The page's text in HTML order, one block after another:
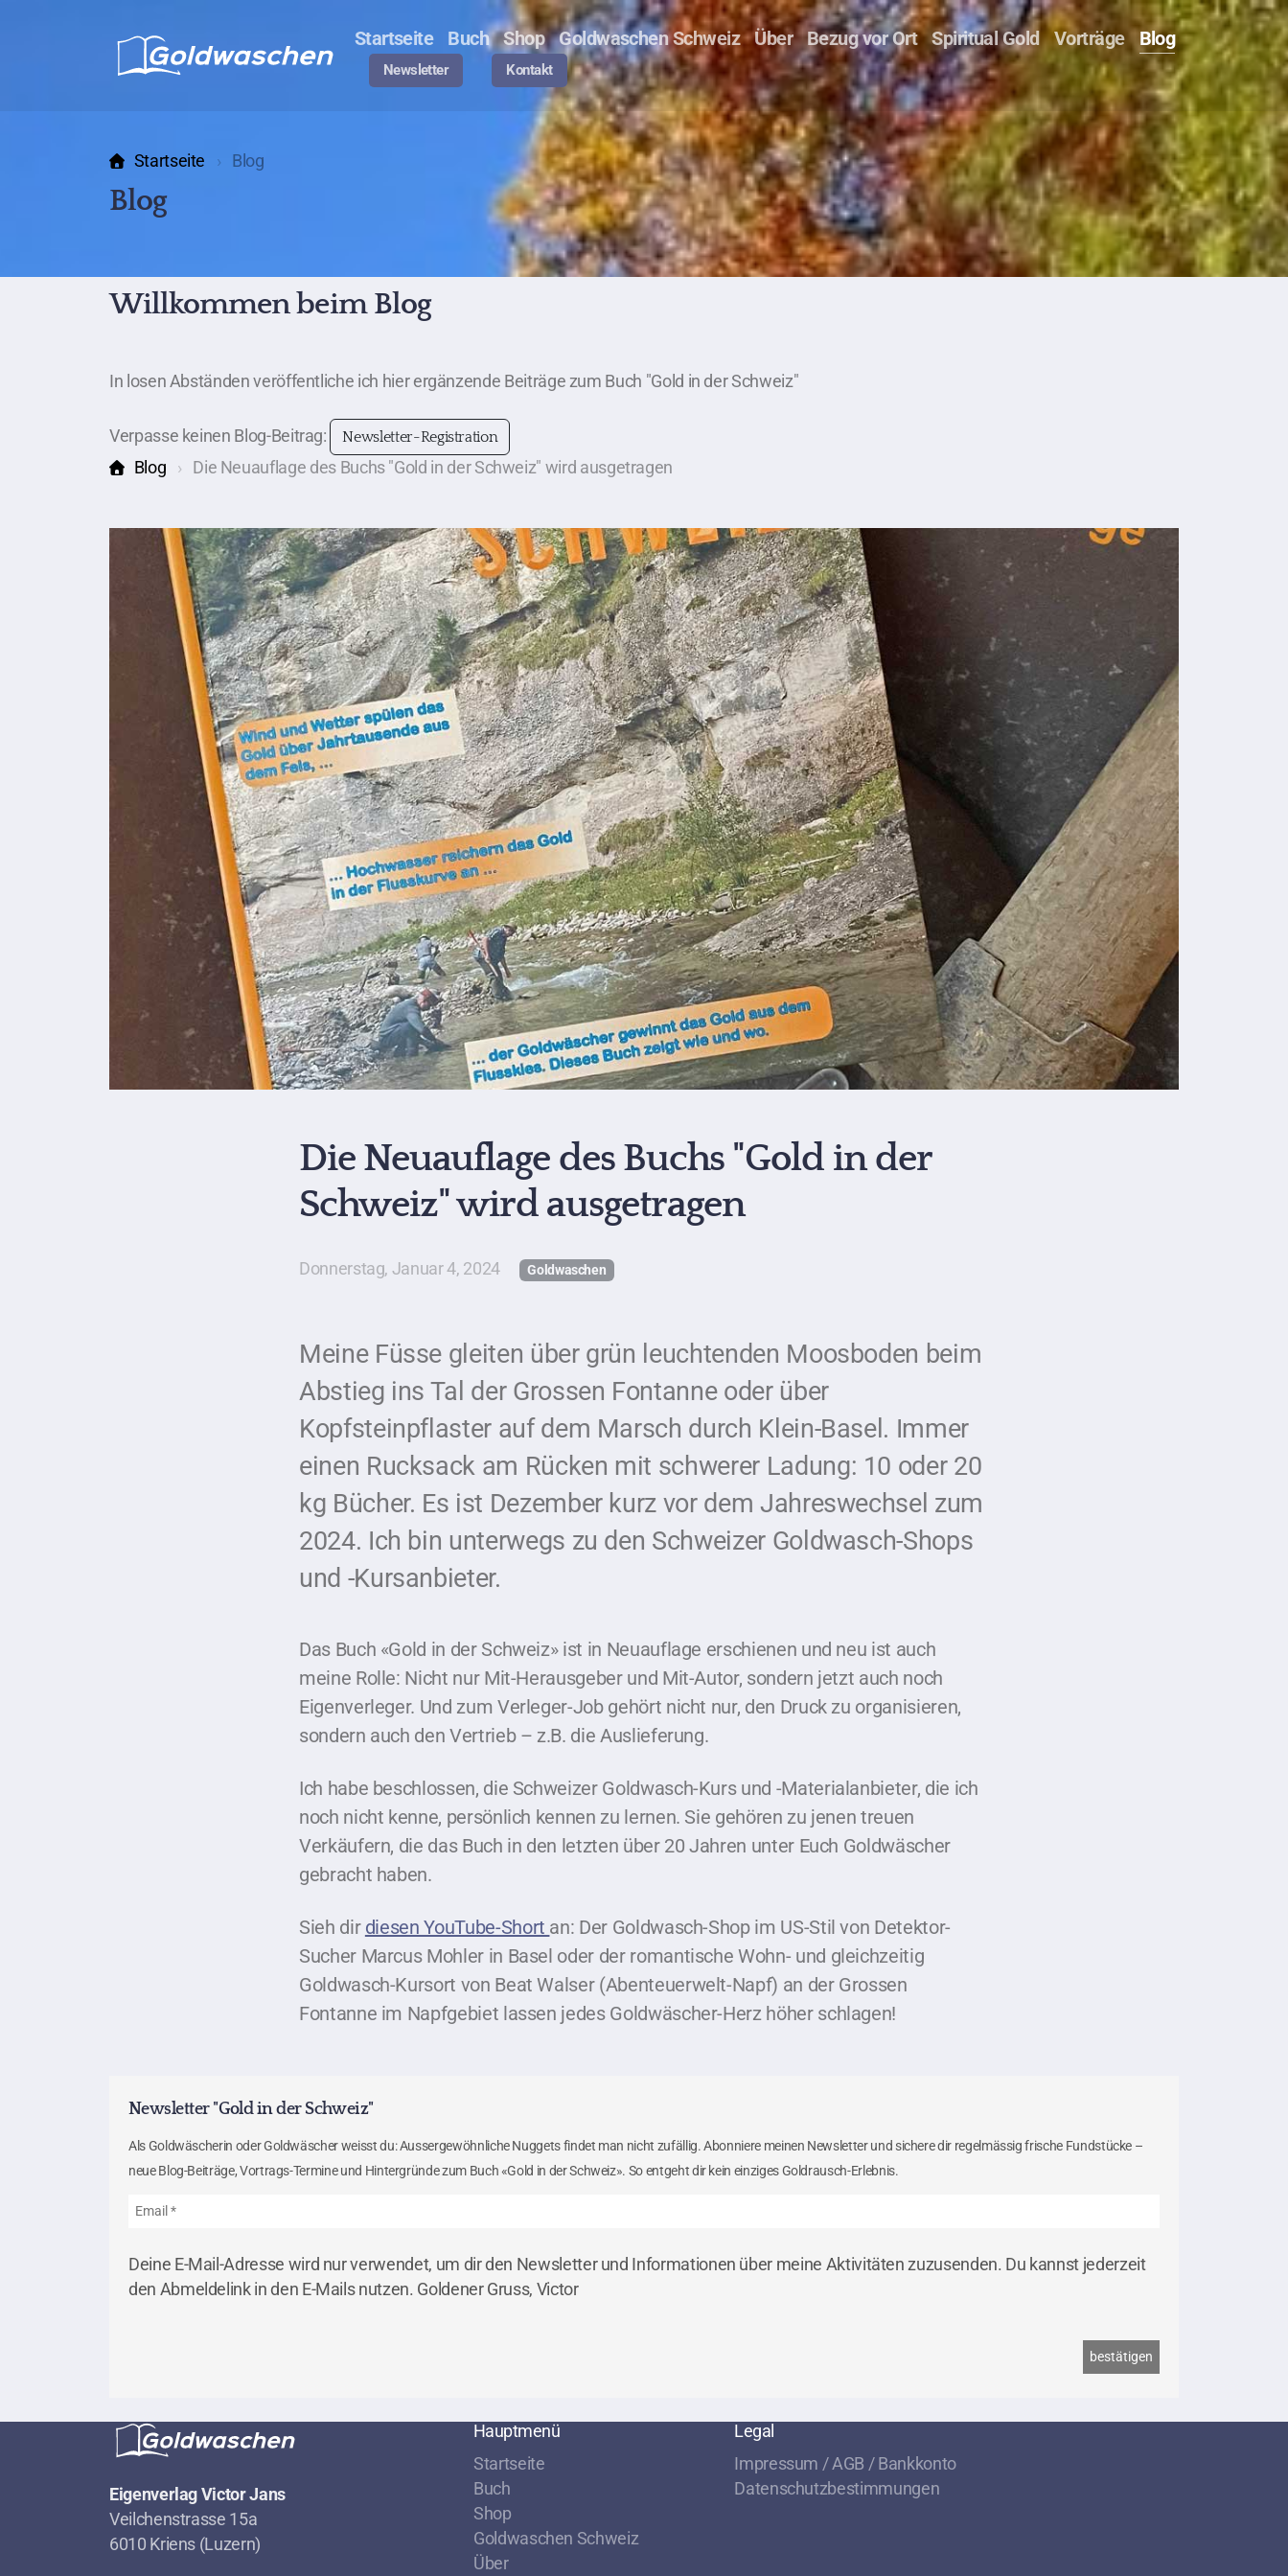
Startseite Buch Shop Goldwaschen Schweiz Über Bezug vor Ort Spiritual Gold Vorträge Blog
Newsletter Kontakt
Startseite Blog
Blog
Willkommen beim Blog
In losen Abständen veröffentliche ich hier ergänzende Beiträge zum Buch "Gold in der Schweiz"
Verpasse keinen Blog-Beitrag: Newsletter-Registration
Blog Die Neuauflage des Buchs "Gold in der Schweiz" wird ausgetragen
Die Neuauflage des Buchs "Gold in der
Schweiz" wird ausgetragen
Donnerstag, Januar 4, 2024 Goldwaschen
Meine Füsse gleiten über grün leuchtenden Moosboden beim
Abstieg ins Tal der Grossen Fontanne oder über
Kopfsteinpflaster auf dem Marsch durch Klein-Basel. Immer
einen Rucksack am Rücken mit schwerer Ladung: 10 oder 20
kg Bücher. Es ist Dezember kurz vor dem Jahreswechsel zum
2024. Ich bin unterwegs zu den Schweizer Goldwasch-Shops
und -Kursanbieter.
Das Buch «Gold in der Schweiz» ist in Neuauflage erschienen und neu ist auch
meine Rolle: Nicht nur Mit-Herausgeber und Mit-Autor, sondern jetzt auch noch
Eigenverleger. Und zum Verleger-Job gehört nicht nur, den Druck zu organisieren,
sondern auch den Vertrieb – z.B. die Auslieferung.
Ich habe beschlossen, die Schweizer Goldwasch-Kurs und -Materialanbieter, die ich
noch nicht kenne, persönlich kennen zu lernen. Sie gehören zu jenen treuen
Verkäufern, die das Buch in den letzten über 20 Jahren unter Euch Goldwäscher
gebracht haben.
Sieh dir diesen YouTube-Short an: Der Goldwasch-Shop im US-Stil von Detektor-
Sucher Marcus Mohler in Basel oder der romantische Wohn- und gleichzeitig
Goldwasch-Kursort von Beat Walser (Abenteuerwelt-Napf) an der Grossen
Fontanne im Napfgebiet lassen jedes Goldwäscher-Herz höher schlagen!
Newsletter "Gold in der Schweiz"
Als Goldwäscherin oder Goldwäscher weisst du: Aussergewöhnliche Nuggets findet man nicht zufällig. Abonniere meinen Newsletter und sichere dir regelmässig frische Fundstücke –
neue Blog-Beiträge, Vortrags-Termine und Hintergründe zum Buch «Gold in der Schweiz». So entgeht dir kein einziges Goldrausch-Erlebnis.
Deine E-Mail-Adresse wird nur verwendet, um dir den Newsletter und Informationen über meine Aktivitäten zuzusenden. Du kannst jederzeit
den Abmeldelink in den E-Mails nutzen. Goldener Gruss, Victor
Eigenverlag Victor Jans
Veilchenstrasse 15a
6010 Kriens (Luzern)
Hauptmenü
Startseite
Buch
Shop
Goldwaschen Schweiz
Über
Legal
Impressum / AGB / Bankkonto
Datenschutzbestimmungen